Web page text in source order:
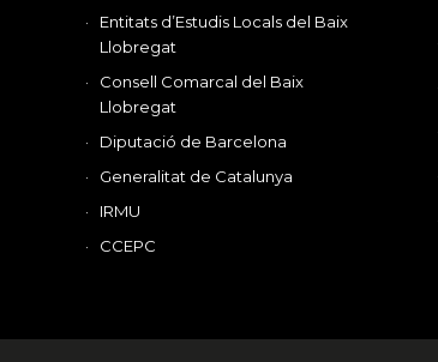
Entitats d’Estudis Locals del Baix
Llobregat
Consell Comarcal del Baix
Llobregat
Diputació de Barcelona
Generalitat de Catalunya
IRMU
CCEPC